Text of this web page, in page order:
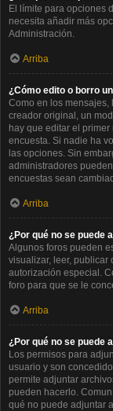
El límite para opciones
necesita añadir más
Administración.
Arriba
¿Cómo edito o borro
Como en los mensajes,
creador original, un
hay que editar el
encuesta. Si nadie ha
las opciones. Sin
administradores
encuestas sean
Arriba
¿Por qué no se puede
Algunos foros pueden
visualizar, leer, publicar
autorización especial.
foro para que se le
Arriba
¿Por qué no se puede
Los permisos para
usuario y son
permite adjuntar
pueden hacerlo.
qué no puede adjuntar